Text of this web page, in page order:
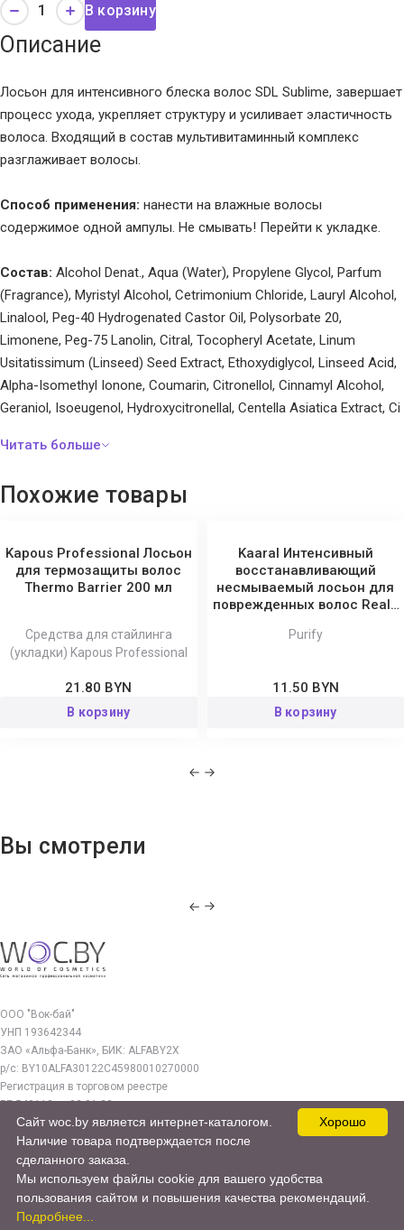
В корзину
Описание
Лосьон для интенсивного блеска волос SDL Sublime, завершает
процесс ухода, укрепляет структуру и усиливает эластичность
волоса. Входящий в состав мультивитаминный комплекс
разглаживает волосы.
Способ применения: нанести на влажные волосы
содержимое одной ампулы. Не смывать! Перейти к укладке.
Состав: Alcohol Denat., Aqua (Water), Propylene Glycol, Parfum
(Fragrance), Myristyl Alcohol, Cetrimonium Chloride, Lauryl Alcohol,
Linalool, Peg-40 Hydrogenated Castor Oil, Polysorbate 20,
Limonene, Peg-75 Lanolin, Citral, Tocopheryl Acetate, Linum
Usitatissimum (Linseed) Seed Extract, Ethoxydiglycol, Linseed Acid,
Alpha-Isomethyl Ionone, Coumarin, Citronellol, Cinnamyl Alcohol,
Geraniol, Isoeugenol, Hydroxycitronellal, Centella Asiatica Extract, Ci
Sorbate, Ethylhexylglycerin.
Похожие товары
Kapous Professional Лосьон
для термозащиты волос
Thermo Barrier 200 мл
Средства для стайлинга
(укладки) Kapous Professional
21.80 BYN
В корзину
Kaaral Интенсивный
восстанавливающий
несмываемый лосьон для
поврежденных волос Reale
Purify
11.50 BYN
В корзину
Вы смотрели
ООО "Вок-бай"
УНП 193642344
ЗАО «Альфа-Банк», БИК: ALFABY2X
р/с: BY10ALFA30122C45980010270000
Регистрация в торговом реестре
РБ 549112 от 03.01.23г.
Юр. адрес:
220140, г. Минск, ул. Бурдейного 22, оф.212
woc.by@yandex.by
© 2017—2026 WOC.BY
Хорошо
Сайт woc.by является интернет-каталогом.
Наличие товара подтверждается после
сделанного заказа.
Мы используем файлы cookie для вашего удобства
пользования сайтом и повышения качества рекомендаций.
Подробнее...